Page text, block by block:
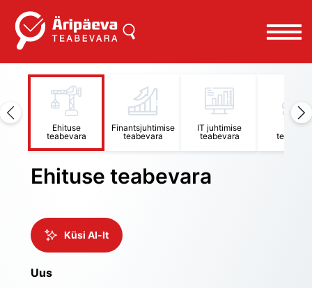
Ehituse
teabevara
Finantsjuhtimise
teabevara
IT juhtimise
teabevara
Ehituse teabevara
Küsi AI-lt
Uus